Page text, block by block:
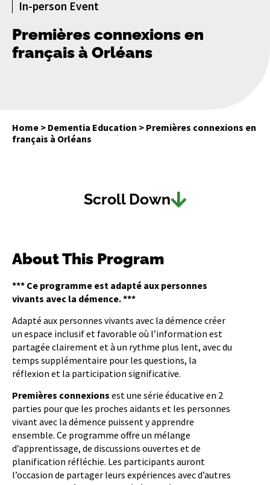
In-person Event
Premières connexions en
français à Orléans
Home > Dementia Education > Premières connexions en
français à Orléans
Scroll Down
About This Program
*** Ce programme est adapté aux personnes
vivants avec la démence. ***
Adapté aux personnes vivants avec la démence créer
un espace inclusif et favorable où l’information est
partagée clairement et à un rythme plus lent, avec du
temps supplémentaire pour les questions, la
réflexion et la participation significative.
Premières connexions est une série éducative en 2
parties pour que les proches aidants et les personnes
vivant avec la démence puissent y apprendre
ensemble. Ce programme offre un mélange
d’apprentissage, de discussions ouvertes et de
planification réfléchie. Les participants auront
l’occasion de partager leurs expériences avec d’autres